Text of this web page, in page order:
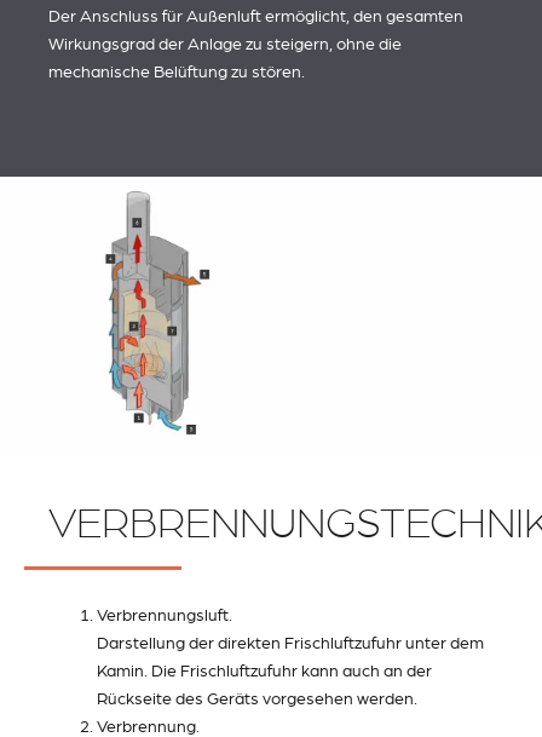
Der Anschluss für Außenluft ermöglicht, den gesamten
Wirkungsgrad der Anlage zu steigern, ohne die
mechanische Belüftung zu stören.
Verbrennungsluft.
Darstellung der direkten Frischluftzufuhr unter dem
Kamin. Die Frischluftzufuhr kann auch an der
Rückseite des Geräts vorgesehen werden.
Verbrennung.